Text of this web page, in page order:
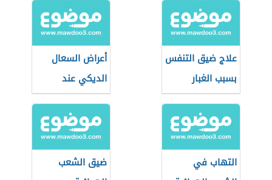
علاج ضيق التنفس
بسبب الغبار
أعراض السعال
الديكي عند
الأطفال
التهاب في
ضيق الشعب